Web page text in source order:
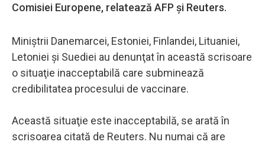
Comisiei Europene, relatează AFP şi Reuters.
Miniştrii Danemarcei, Estoniei, Finlandei, Lituaniei,
Letoniei şi Suediei au denunţat în această scrisoare
o situaţie inacceptabilă care subminează
credibilitatea procesului de vaccinare.
Această situaţie este inacceptabilă, se arată în
scrisoarea citată de Reuters. Nu numai că are